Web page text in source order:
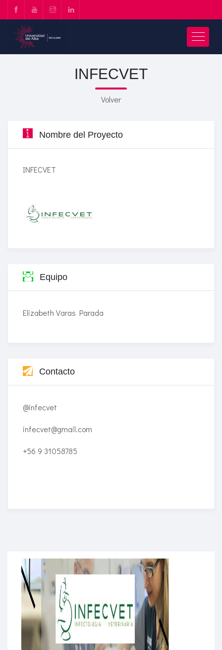
INFECVET
Volver
Nombre del Proyecto
INFECVET
Equipo
Elizabeth Varas Parada
Contacto
@infecvet
infecvet@gmail.com
+56 9 31058785
Get unlimited access to 2,000 of Educati’s top
courses for your team.
Join Now